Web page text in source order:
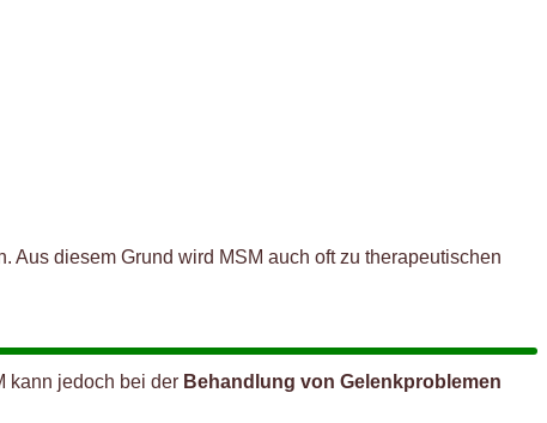
Aus diesem Grund wird MSM auch oft zu therapeutischen
kann jedoch bei der Behandlung von Gelenkproblemen